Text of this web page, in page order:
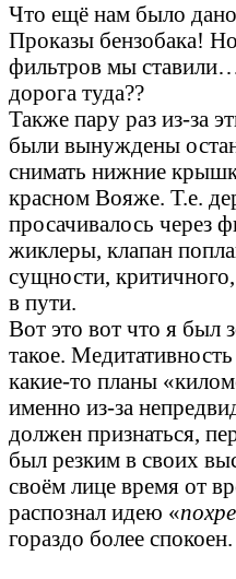
Что ещё нам было
Проказы бензобака!
фильтров мы
дорога туда??
Также пару раз из-за
были вынуждены
снимать нижние
красном Вояже. Т.е.
просачивалось через
жиклеры, клапан
сущности,
в пути.
Вот это вот что я был
такое.
какие-то планы
именно из-за
должен признаться,
был резким в своих
своём лице время от
распознал идею «
гораздо более спокоен.